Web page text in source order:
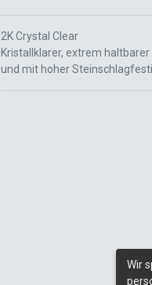
2K Crystal Clear
Kristallklarer, extrem
und mit hoher
Wir